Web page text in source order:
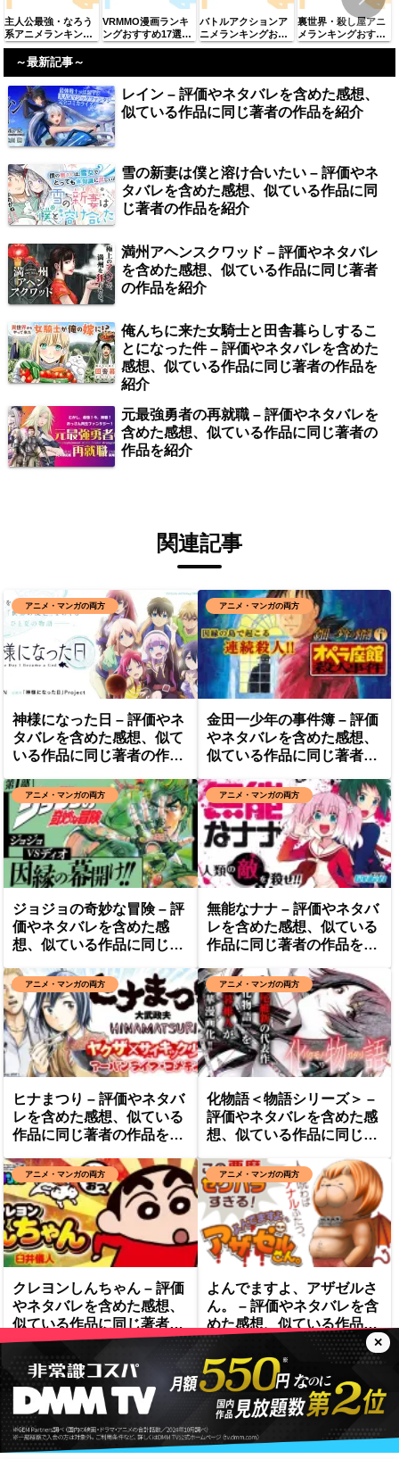
✕
主人公最強・なろう
系アニメランキング
おすすめ61選【2025
年最新】
VRMMO漫画ランキ
ングおすすめ17選
「2025年最新」
バトルアクションア
ニメランキングおす
すめ98選【2025年最
裏世界・殺し屋アニ
メランキングおすす
め38選【2025年最
～最新記事～
レイン – 評価やネタバレを含めた感想、
似ている作品に同じ著者の作品を紹介
雪の新妻は僕と溶け合いたい – 評価やネ
タバレを含めた感想、似ている作品に同
じ著者の作品を紹介
満州アヘンスクワッド – 評価やネタバレ
を含めた感想、似ている作品に同じ著者
の作品を紹介
俺んちに来た女騎士と田舎暮らしするこ
とになった件 – 評価やネタバレを含めた
感想、似ている作品に同じ著者の作品を
紹介
元最強勇者の再就職 – 評価やネタバレを
含めた感想、似ている作品に同じ著者の
作品を紹介
関連記事
アニメ・マンガの両方
神様になった日 – 評価やネ
タバレを含めた感想、似て
いる作品に同じ著者の作品
アニメ・マンガの両方
金田一少年の事件簿 – 評価
やネタバレを含めた感想、
似ている作品に同じ著者の
アニメ・マンガの両方
ジョジョの奇妙な冒険 – 評
価やネタバレを含めた感
想、似ている作品に同じ著
アニメ・マンガの両方
無能なナナ – 評価やネタバ
レを含めた感想、似ている
作品に同じ著者の作品を紹
アニメ・マンガの両方
ヒナまつり – 評価やネタバ
レを含めた感想、似ている
作品に同じ著者の作品を紹
アニメ・マンガの両方
化物語＜物語シリーズ＞ –
評価やネタバレを含めた感
想、似ている作品に同じ著
アニメ・マンガの両方
クレヨンしんちゃん – 評価
やネタバレを含めた感想、
似ている作品に同じ著者の
作品を紹介
アニメ・マンガの両方
よんでますよ、アザゼルさ
ん。 – 評価やネタバレを含
めた感想、似ている作品に
同じ著者の作品を紹介
トップベージ プライバシーポリシー
© 2024 みるよむよろずや.